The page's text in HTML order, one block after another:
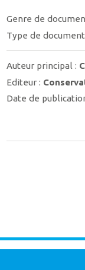
Genre de
Type de
Auteur principal :
Editeur :
Date de